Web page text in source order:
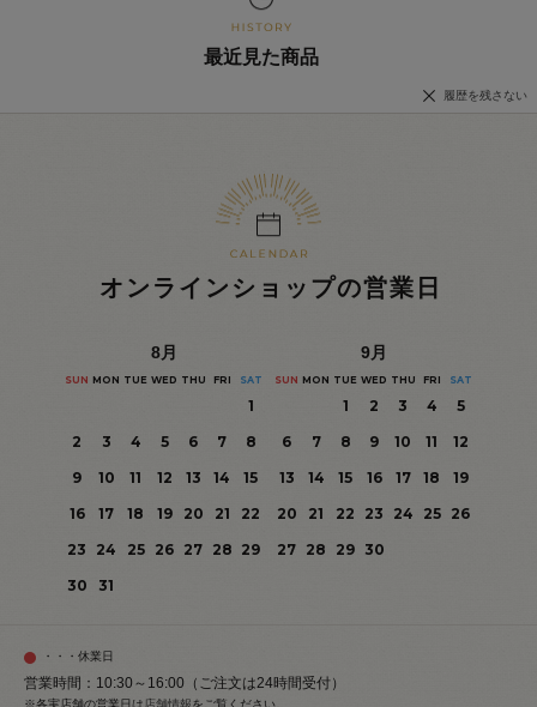
最近見た商品
履歴を残さない
オンラインショップの営業日
8月
SUN MON TUE WED THU FRI SAT
1
2
3 4 5 6 7
8
9
10 11 12 13 14
15
16
17 18 19 20 21
22
23
24 25 26 27 28 29
30
31
9月
SUN MON TUE WED THU FRI SAT
1 2 3 4
5
6
7 8 9 10 11
12
13
14 15 16 17 18
19
20
21 22 23 24 25
26
27 28 29 30
・・・休業日
営業時間：10:30～16:00（ご注文は24時間受付）
※各実店舗の営業日は店舗情報をご覧ください。